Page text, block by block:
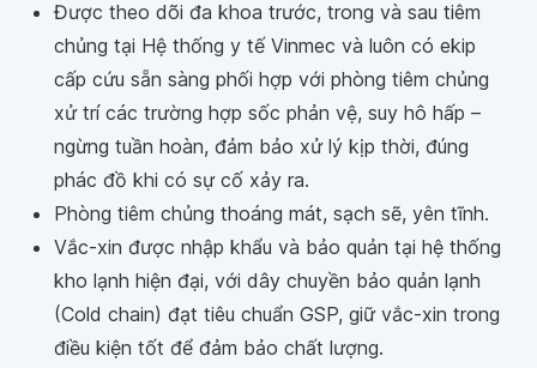
Được theo dõi đa khoa trước, trong và sau tiêm
chủng tại Hệ thống y tế Vinmec và luôn có ekip
cấp cứu sẵn sàng phối hợp với phòng tiêm chủng
xử trí các trường hợp sốc phản vệ, suy hô hấp –
ngừng tuần hoàn, đảm bảo xử lý kịp thời, đúng
phác đồ khi có sự cố xảy ra.
Phòng tiêm chủng thoáng mát, sạch sẽ, yên tĩnh.
Vắc-xin được nhập khẩu và bảo quản tại hệ thống
kho lạnh hiện đại, với dây chuyền bảo quản lạnh
(Cold chain) đạt tiêu chuẩn GSP, giữ vắc-xin trong
điều kiện tốt để đảm bảo chất lượng.